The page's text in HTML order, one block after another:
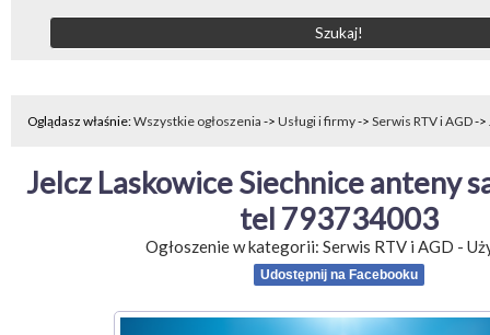
Oglądasz właśnie:Wszystkie ogłoszenia -> Usługi i firmy-> Serwis RTV i AGD->
Jelcz Laskowice Siechnice anteny
tel 793734003
Ogłoszenie w kategorii: Serwis RTV i AGD -
Udostępnij na Facebooku